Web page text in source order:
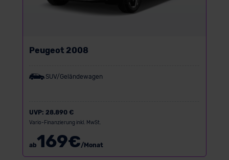
Peugeot 2008
SUV/Geländewagen
UVP: 28.890 €
Vario-Finanzierung inkl. MwSt.
ab169€/Monat